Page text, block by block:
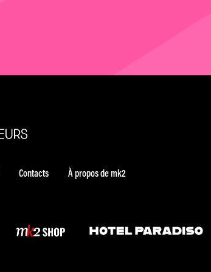
Contacts À propos de mk2